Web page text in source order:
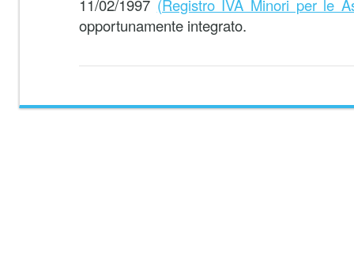
11/02/1997 (Registro IVA Minori per le
opportunamente integrato.